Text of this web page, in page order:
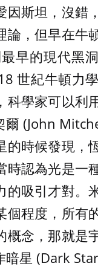
斯坦，沒錯
，但早在牛
早的現代黑
世紀牛頓力
學家可以利
(John
時候發現，
認為光是一
吸引才對。
程度，所有
念，那就是
星 (Dark